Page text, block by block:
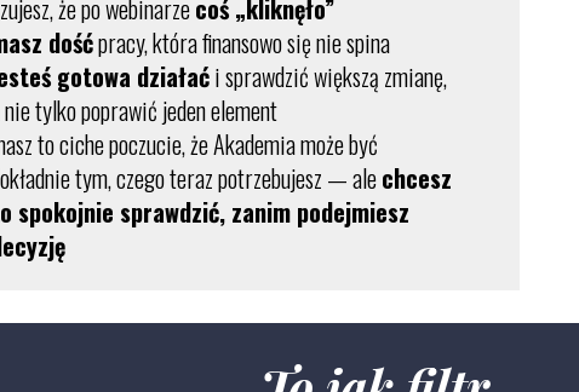
że po webinarzecoś „kliknęło”
dośćpracy, która finansowo się nie spina
gotowa działaći sprawdzić większą zmianę,
tylko poprawić jeden element
to ciche poczucie, że Akademia może być
tym, czego teraz potrzebujesz — alechcesz
spokojnie sprawdzić, zanim podejmiesz